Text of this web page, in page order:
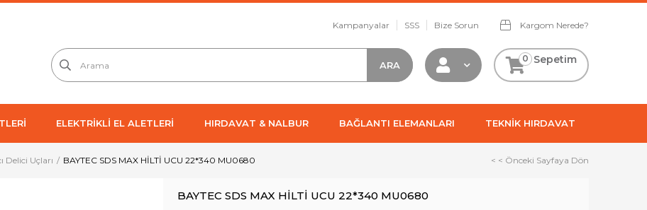
Kampanyalar SSS Bize Sorun Kargom Nerede?
Sepetim
0
ELEKTRİKLİ EL ALETLERİ HIRDAVAT & NALBUR BAĞLANTI ELEMANLARI TEKNİK HIRDAVAT
Delici Uçları BAYTEC SDS MAX HİLTİ UCU 22*340 MU0680 < < Önceki Sayfaya Dön
BAYTEC SDS MAX HİLTİ UCU 22*340 MU0680